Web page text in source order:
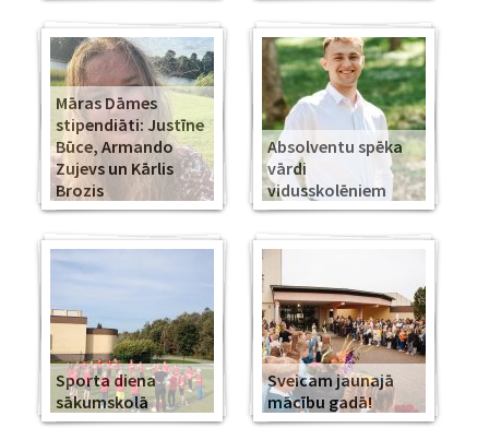
Māras Dāmes
stipendiāti: Justīne
Būce, Armando
Zujevs un Kārlis
Brozis
Absolventu spēka
vārdi
vidusskolēniem
Sporta diena
sākumskolā
Sveicam jaunajā
mācību gadā!